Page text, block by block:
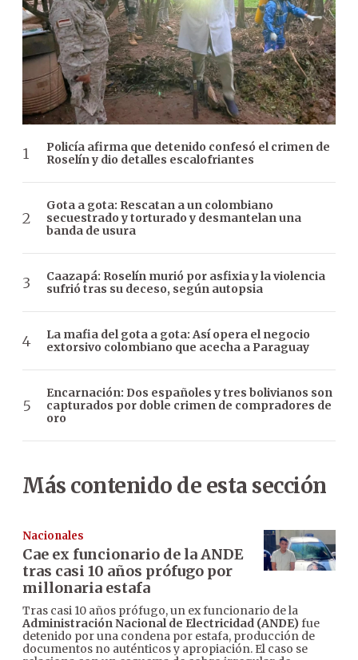
Policía afirma que detenido confesó el crimen de
Roselín y dio detalles escalofriantes
Gota a gota: Rescatan a un colombiano
secuestrado y torturado y desmantelan una
banda de usura
Caazapá: Roselín murió por asfixia y la violencia
sufrió tras su deceso, según autopsia
La mafia del gota a gota: Así opera el negocio
extorsivo colombiano que acecha a Paraguay
Encarnación: Dos españoles y tres bolivianos son
capturados por doble crimen de compradores de
oro
Más contenido de esta sección
Nacionales
Cae ex funcionario de la ANDE
tras casi 10 años prófugo por
millonaria estafa
Tras casi 10 años prófugo, un ex funcionario de la
Administración Nacional de Electricidad (ANDE)fue
detenido por una condena por estafa, producción de
documentos no auténticos y apropiación. El caso se